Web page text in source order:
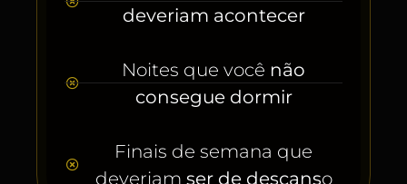
deveriam acontecer
Noites que você não
consegue dormir
Finais de semana que
deveriam ser de descanso